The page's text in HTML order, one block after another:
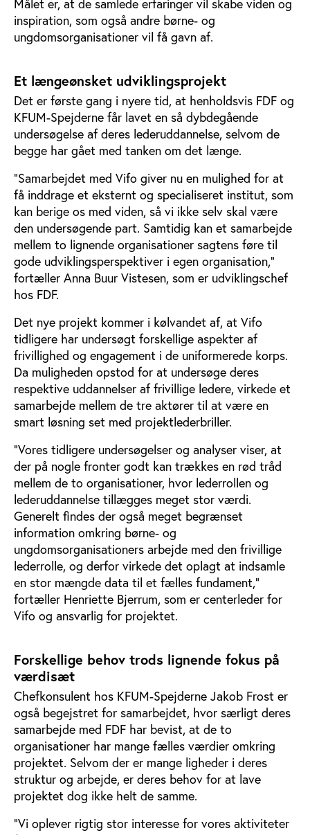
inspiration, som også andre børne- og
ungdomsorganisationer vil få gavn af.
Et længeønsket udviklingsprojekt
Det er første gang i nyere tid, at henholdsvis FDF og
KFUM-Spejderne får lavet en så dybdegående
undersøgelse af deres lederuddannelse, selvom de
begge har gået med tanken om det længe.
”Samarbejdet med Vifo giver nu en mulighed for at
få inddrage et eksternt og specialiseret institut, som
kan berige os med viden, så vi ikke selv skal være
den undersøgende part. Samtidig kan et samarbejde
mellem to lignende organisationer sagtens føre til
gode udviklingsperspektiver i egen organisation,”
fortæller Anna Buur Vistesen, som er udviklingschef
hos FDF.
Det nye projekt kommer i kølvandet af, at Vifo
tidligere har undersøgt forskellige aspekter af
frivillighed og engagement i de uniformerede korps.
Da muligheden opstod for at undersøge deres
respektive uddannelser af frivillige ledere, virkede et
samarbejde mellem de tre aktører til at være en
smart løsning set med projektlederbriller.
”Vores tidligere undersøgelser og analyser viser, at
der på nogle fronter godt kan trækkes en rød tråd
mellem de to organisationer, hvor lederrollen og
lederuddannelse tillægges meget stor værdi.
Generelt findes der også meget begrænset
information omkring børne- og
ungdomsorganisationers arbejde med den frivillige
lederrolle, og derfor virkede det oplagt at indsamle
en stor mængde data til et fælles fundament,”
fortæller Henriette Bjerrum, som er centerleder for
Vifo og ansvarlig for projektet.
Forskellige behov trods lignende fokus på
værdisæt
Chefkonsulent hos KFUM-Spejderne Jakob Frost er
også begejstret for samarbejdet, hvor særligt deres
samarbejde med FDF har bevist, at de to
organisationer har mange fælles værdier omkring
projektet. Selvom der er mange ligheder i deres
struktur og arbejde, er deres behov for at lave
projektet dog ikke helt de samme.
”Vi oplever rigtig stor interesse for vores aktiviteter